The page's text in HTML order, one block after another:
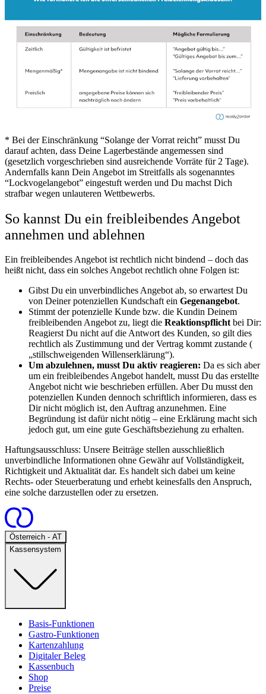
* Bei der Einschränkung “Solange der Vorrat reicht” musst Du
darauf achten, dass Deine Lagerbestände angemessen sind
(gesetzlich vorgeschrieben sind ausreichende Vorräte für 2 Tage).
Andernfalls kann Dein Angebot im Streitfalls als sogenanntes
“Lockvogelangebot” eingestuft werden und Du machst Dich
strafbar wegen unlauteren Wettbewerbs.
So kannst Du ein freibleibendes Angebot
annehmen und ablehnen
Ein freibleibendes Angebot ist rechtlich nicht bindend – doch das
heißt nicht, dass ein solches Angebot rechtlich ohne Folgen ist:
Gibst Du ein unverbindliches Angebot ab, so erwartest Du
von Deiner potenziellen Kundschaft ein Gegenangebot.
Stimmt der potenzielle Kunde bzw. die Kundin Deinem
freibleibenden Angebot zu, liegt die Reaktionspflichtbei Dir:
Reagierst Du nicht auf die Antwort des Kunden, so gilt dies
rechtlich als Zustimmung und der Vertrag kommt zustande (
„stillschweigenden Willenserklärung“).
Um abzulehnen, musst Du aktiv reagieren: Da es sich aber
um ein freibleibendes Angebot handelt, musst Du das erstellte
Angebot nicht wie beschrieben erfüllen. Aber Du musst den
potenziellen Kunden dennoch schriftlich informieren, dass es
Dir nicht möglich ist, den Auftrag anzunehmen. Eine
Begründung ist dafür nicht nötig – eine Erklärung macht sich
jedoch gut, um eine gute Geschäftsbeziehung zu erhalten.
Haftungsausschluss: Unsere Beiträge stellen ausschließlich
unverbindliche Informationen ohne Gewähr auf Vollständigkeit,
Richtigkeit und Aktualität dar. Es handelt sich dabei um keine
Rechts- oder Steuerberatung und erhebt keinesfalls den Anspruch,
eine solche darzustellen oder zu ersetzen.
Österreich - ATOpen
Kassensystem
Basis-Funktionen
Gastro-Funktionen
Kartenzahlung
Digitaler Beleg
Kassenbuch
Shop
Preise